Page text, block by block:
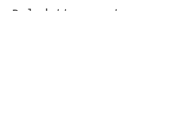
Del dette event